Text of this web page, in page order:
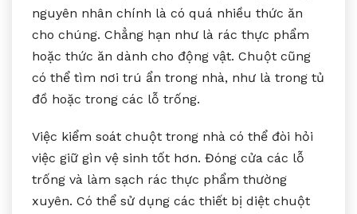
nguyên nhân chính là có quá nhiều thức ăn
cho chúng. Chẳng hạn như là rác thực phẩm
hoặc thức ăn dành cho động vật. Chuột cũng
có thể tìm nơi trú ẩn trong nhà, như là trong tủ
đồ hoặc trong các lỗ trống.
Việc kiểm soát chuột trong nhà có thể đòi hỏi
việc giữ gìn vệ sinh tốt hơn. Đóng cửa các lỗ
trống và làm sạch rác thực phẩm thường
xuyên. Có thể sử dụng các thiết bị diệt chuột